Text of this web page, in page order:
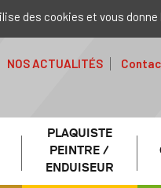
NOS ACTUALITÉS
PLAQUISTE
PEINTRE /
ENDUISEUR
des cookies et vous